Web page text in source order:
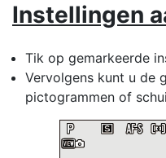
Instellingen
Tik op gemarkeerde
Vervolgens kunt u de
pictogrammen of